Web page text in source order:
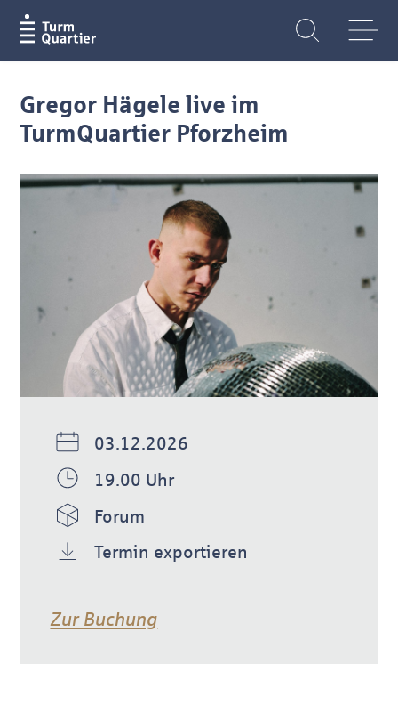
Gregor Hägele live im
TurmQuartier Pforzheim
03.12.2026
19.00 Uhr
Forum
Termin exportieren
Zur Buchung